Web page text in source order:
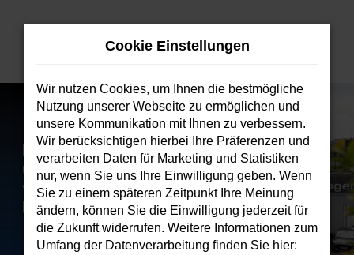
Zum
Cookie Einstellungen
Wir nutzen Cookies, um Ihnen die bestmögliche
Nutzung unserer Webseite zu ermöglichen und
unsere Kommunikation mit Ihnen zu verbessern.
Wir berücksichtigen hierbei Ihre Präferenzen und
verarbeiten Daten für Marketing und Statistiken
nur, wenn Sie uns Ihre Einwilligung geben. Wenn
Sie zu einem späteren Zeitpunkt Ihre Meinung
ändern, können Sie die Einwilligung jederzeit für
die Zukunft widerrufen. Weitere Informationen zum
Umfang der Datenverarbeitung finden Sie hier: